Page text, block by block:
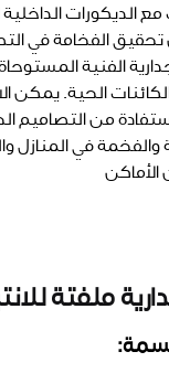
الديكورات
الفخامة في
الفنية
الحية. يمكن
من التصاميم
والفخمة في المنازل
الأماكن
ملفتة